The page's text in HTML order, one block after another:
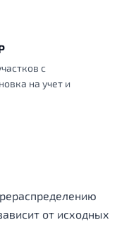
с
на учет и
от исходных